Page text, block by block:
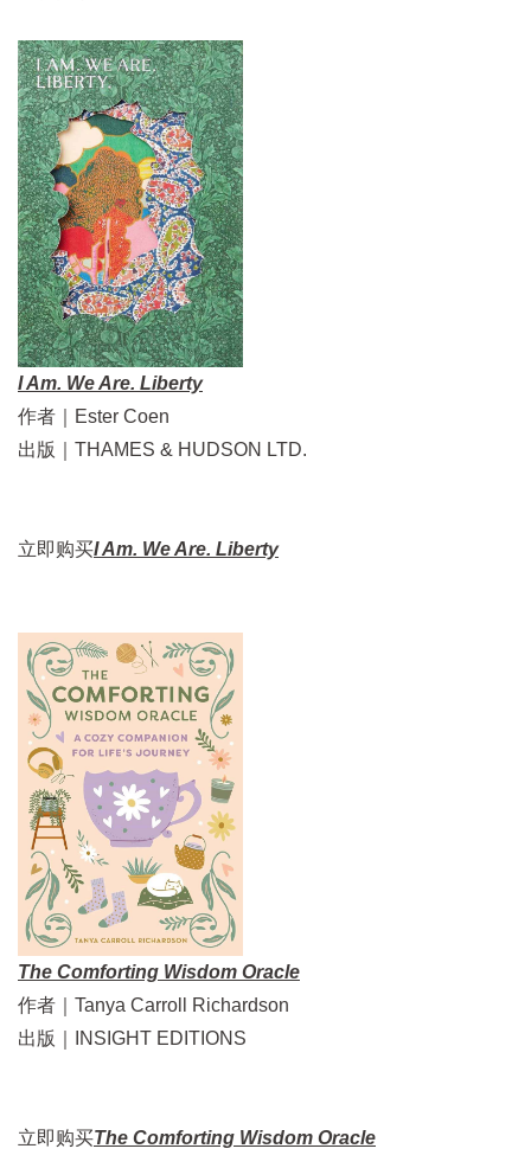
I Am. We Are. Liberty
作者｜Ester Coen
出版｜THAMES & HUDSON LTD.
立即购买I Am. We Are. Liberty
The Comforting Wisdom Oracle
作者｜Tanya Carroll Richardson
出版｜INSIGHT EDITIONS
立即购买The Comforting Wisdom Oracle